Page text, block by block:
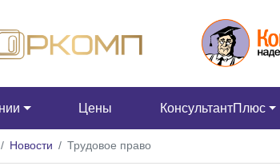
Цены КонсультантПлюс
Новости Трудовое право